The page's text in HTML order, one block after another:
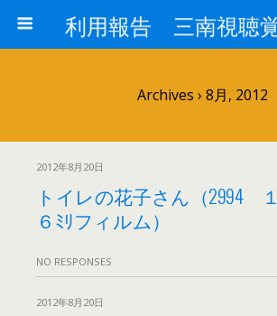
Archives › 8月, 2012
2012年8月20日
トイレの花子さん（2994 １
６ﾐﾘフィルム）
NO RESPONSES
2012年8月20日